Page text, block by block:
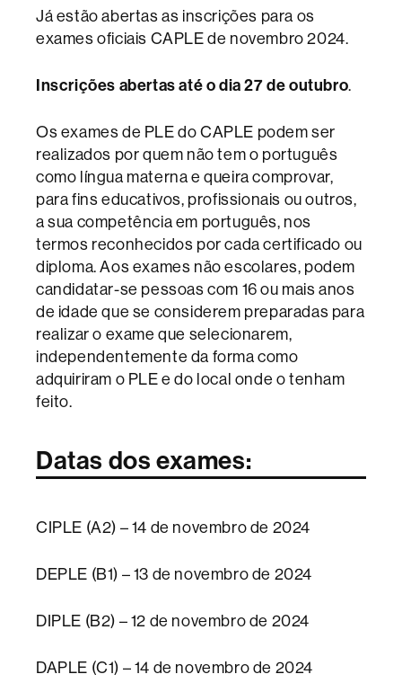
Já estão abertas as inscrições para os
exames oficiais CAPLE de novembro 2024.
Inscrições abertas até o dia27 de outubro.
Os exames de PLE do CAPLE podem ser
realizados por quem não tem o português
como língua materna e queira comprovar,
para fins educativos, profissionais ou outros,
a sua competência em português, nos
termos reconhecidos por cada certificado ou
diploma. Aos exames não escolares, podem
candidatar-se pessoas com 16 ou mais anos
de idade que se considerem preparadas para
realizar o exame que selecionarem,
independentemente da forma como
adquiriram o PLE e do local onde o tenham
feito.
Datas dos exames:
CIPLE (A2) – 14 de novembro de 2024
DEPLE (B1) – 13 de novembro de 2024
DIPLE (B2) – 12 de novembro de 2024
DAPLE (C1) – 14 de novembro de 2024